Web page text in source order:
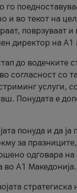
и во текот на
поврзуваат
директор на А1
до водечките
согласност со
услуги,
Понудата е
понуда и да
за
одговара на
во А1 Македонија.